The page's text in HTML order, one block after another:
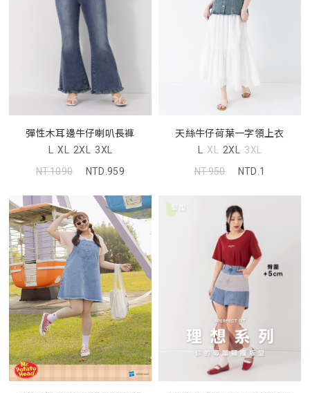
彈性木耳邊牛仔喇叭長褲
L XL 2XL 3XL
NT.1090
NTD.959
天絲牛仔荷葉一字領上衣
L XL 2XL 3XL
NT.950
NTD.1